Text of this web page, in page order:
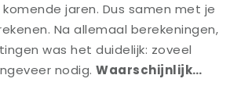
jaren. Dus samen met je
Na allemaal berekeningen,
was het duidelijk: zoveel
nodig. Waarschijnlijk…